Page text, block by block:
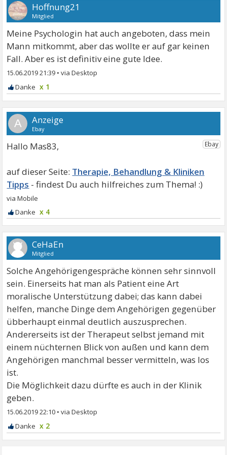
Hoffnung21
Mitglied
Meine Psychologin hat auch angeboten, dass mein
Mann mitkommt, aber das wollte er auf gar keinen
Fall. Aber es ist definitiv eine gute Idee.
15.06.2019 21:39 •
x 1
A
Hallo Mas83,
Therapie, Behandlung & Kliniken
Tipps
x 4
CeHaEn
Mitglied
Solche Angehörigengespräche können sehr sinnvoll
sein. Einerseits hat man als Patient eine Art
moralische Unterstützung dabei; das kann dabei
helfen, manche Dinge dem Angehörigen gegenüber
übberhaupt einmal deutlich auszusprechen.
Andererseits ist der Therapeut selbst jemand mit
einem nüchternen Blick von außen und kann dem
Angehörigen manchmal besser vermitteln, was los
ist.
Die Möglichkeit dazu dürfte es auch in der Klinik
geben.
15.06.2019 22:10 •
x 2